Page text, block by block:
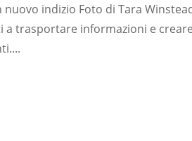
indizio Foto di Tara
trasportare informazioni e